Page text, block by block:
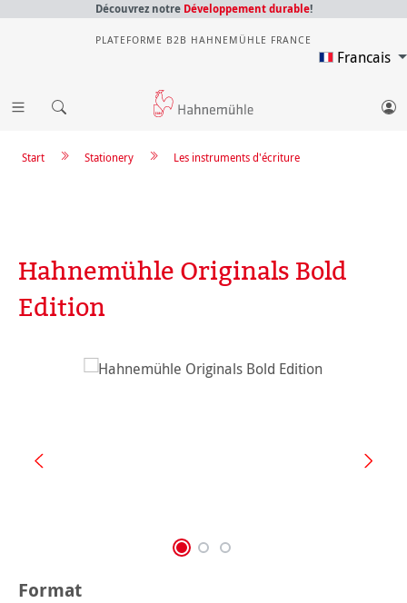
Découvrez notre Développement durable!
PLATEFORME B2B HAHNEMÜHLE FRANCE
Francais
Les instruments d'écriture
Stationery
Start
Hahnemühle Originals Bold
Edition
Ignorer la galerie d'images
Sélectionnez
Format